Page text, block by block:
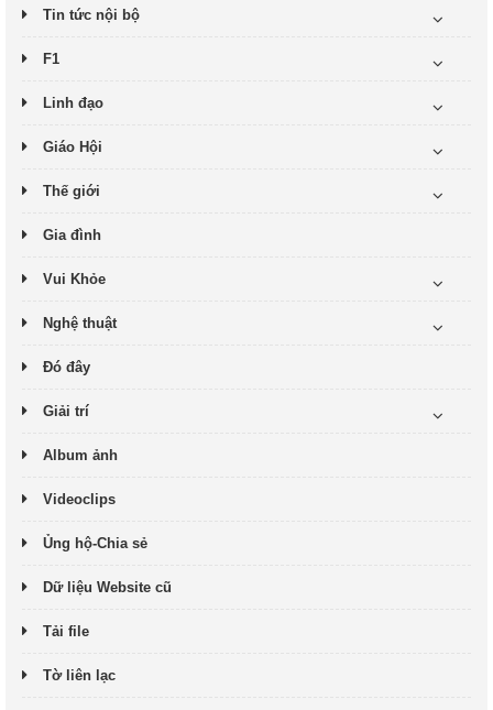
Tin tức nội bộ
F1
Linh đạo
Giáo Hội
Thế giới
Gia đình
Vui Khỏe
Nghệ thuật
Đó đây
Giải trí
Album ảnh
Videoclips
Ủng hộ-Chia sẻ
Dữ liệu Website cũ
Tải file
Tờ liên lạc